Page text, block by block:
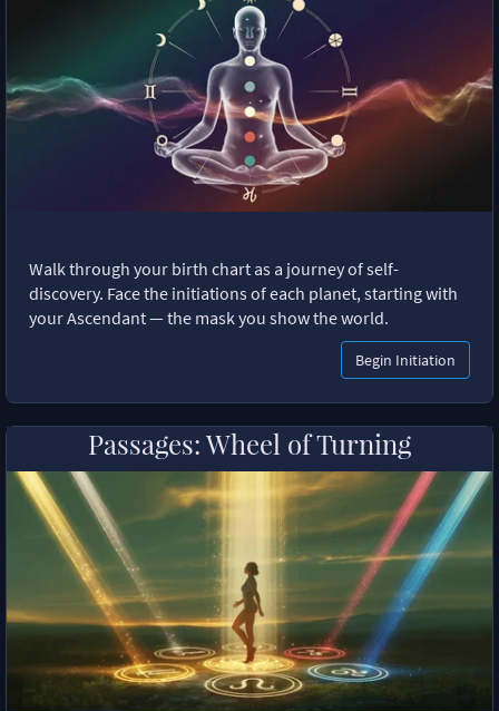
Walk through your birth chart as a journey of self-
discovery. Face the initiations of each planet, starting with
your Ascendant — the mask you show the world.
Begin Initiation
Passages: Wheel of Turning